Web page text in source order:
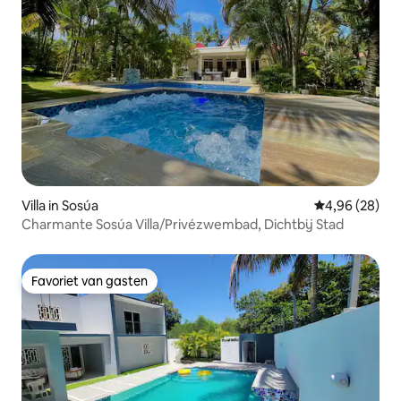
Villa in Sosúa Gemiddelde
4,96 (28)
Charmante Sosúa Villa/Privézwembad, Dichtbij Stad
Favoriet van gasten
Favoriet van gasten